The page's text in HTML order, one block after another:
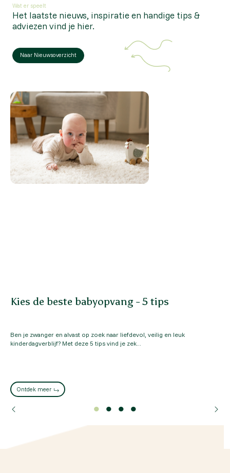
Wat er speelt
Het laatste nieuws, inspiratie en handige tips &
adviezen vind je hier.
Naar Nieuwsoverzicht
Kies de beste babyopvang - 5 tips
Ben je zwanger en alvast op zoek naar liefdevol, veilig en leuk
kinderdagverblijf? Met deze 5 tips vind je zek...
Ontdek meer